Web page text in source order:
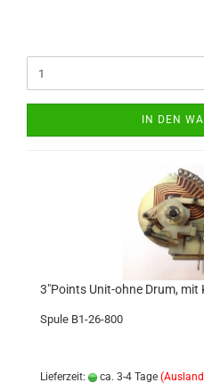
IN DEN
3"Points Unit-ohne Drum,
Spule B1-26-800
Lieferzeit: ca. 3-4 Tage